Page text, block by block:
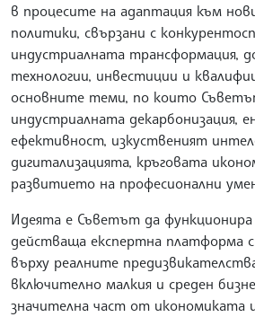
в процесите на адаптация към
политики, свързани с
индустриалната трансформация,
технологии, инвестиции и
основните теми, по които
индустриалната декарбонизация,
ефективност, изкуственият
дигитализацията, кръговата
развитието на професионални
Идеята е Съветът да
действаща експертна платформа
върху реалните
включително малкия и среден
значителна част от икономиката